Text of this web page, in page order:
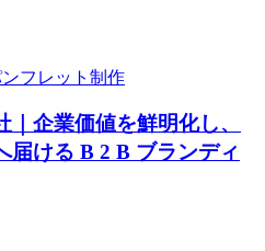
フレット制作
企業価値を鮮明化し、
届ける B 2 B ブランディ